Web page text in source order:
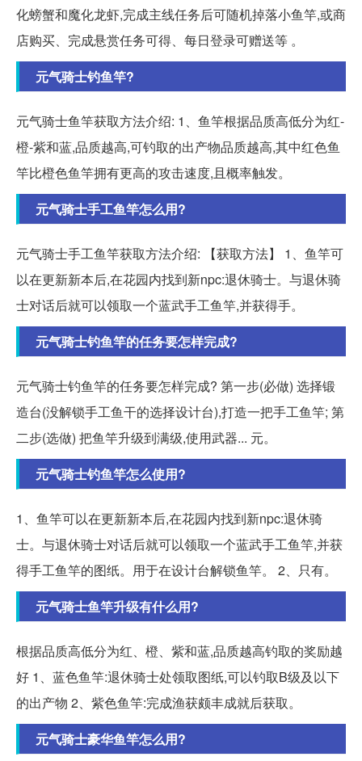
化螃蟹和魔化龙虾,完成主线任务后可随机掉落小鱼竿,或商
店购买、完成悬赏任务可得、每日登录可赠送等 。
元气骑士钓鱼竿?
元气骑士鱼竿获取方法介绍: 1、鱼竿根据品质高低分为红-
橙-紫和蓝,品质越高,可钓取的出产物品质越高,其中红色鱼
竿比橙色鱼竿拥有更高的攻击速度,且概率触发。
元气骑士手工鱼竿怎么用?
元气骑士手工鱼竿获取方法介绍: 【获取方法】 1、鱼竿可
以在更新新本后,在花园内找到新npc:退休骑士。与退休骑
士对话后就可以领取一个蓝武手工鱼竿,并获得手。
元气骑士钓鱼竿的任务要怎样完成?
元气骑士钓鱼竿的任务要怎样完成? 第一步(必做) 选择锻
造台(没解锁手工鱼干的选择设计台),打造一把手工鱼竿; 第
二步(选做) 把鱼竿升级到满级,使用武器... 元。
元气骑士钓鱼竿怎么使用?
1、鱼竿可以在更新新本后,在花园内找到新npc:退休骑
士。与退休骑士对话后就可以领取一个蓝武手工鱼竿,并获
得手工鱼竿的图纸。用于在设计台解锁鱼竿。 2、只有。
元气骑士鱼竿升级有什么用?
根据品质高低分为红、橙、紫和蓝,品质越高钓取的奖励越
好 1、蓝色鱼竿:退休骑士处领取图纸,可以钓取B级及以下
的出产物 2、紫色鱼竿:完成渔获颇丰成就后获取。
元气骑士豪华鱼竿怎么用?